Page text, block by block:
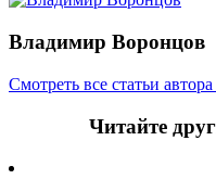
Владимир Воронцов
Смотреть все статьи
Читайте